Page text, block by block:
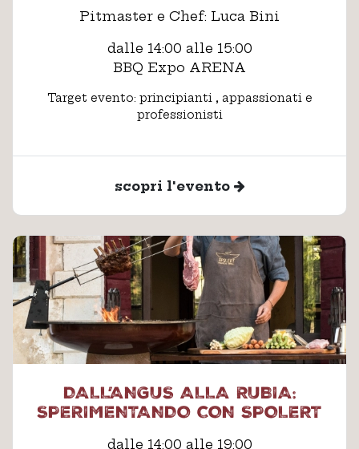
Pitmaster e Chef: Luca Bini
dalle 14:00 alle 15:00
BBQ Expo ARENA
Target evento: principianti , appassionati e
professionisti
scopri l'evento
DALL’ANGUS ALLA RUBIA:
SPERIMENTANDO CON SPOLERT
dalle 14:00 alle 19:00